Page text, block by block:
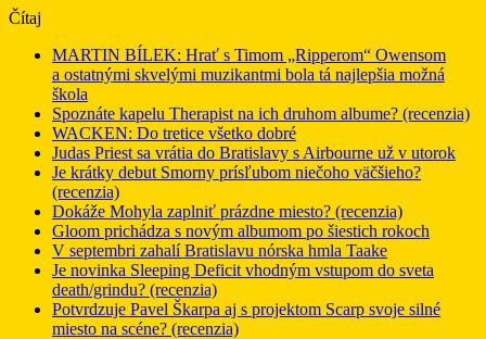
Čítaj
MARTIN BÍLEK: Hrať s Timom „Ripperom“ Owensom
a ostatnými skvelými muzikantmi bola tá najlepšia možná
škola
Spoznáte kapelu Therapist na ich druhom albume? (recenzia)
WACKEN: Do tretice všetko dobré
Judas Priest sa vrátia do Bratislavy s Airbourne už v utorok
Je krátky debut Smorny prísľubom niečoho väčšieho?
(recenzia)
Dokáže Mohyla zaplniť prázdne miesto? (recenzia)
Gloom prichádza s novým albumom po šiestich rokoch
V septembri zahalí Bratislavu nórska hmla Taake
Je novinka Sleeping Deficit vhodným vstupom do sveta
death/grindu? (recenzia)
Potvrdzuje Pavel Škarpa aj s projektom Scarp svoje silné
miesto na scéne? (recenzia)